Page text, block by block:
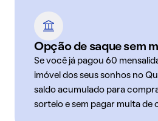
Opção de saque sem
Se você já pagou 60
imóvel dos seus sonhos no
saldo acumulado para
sorteio e sem pagar multa de